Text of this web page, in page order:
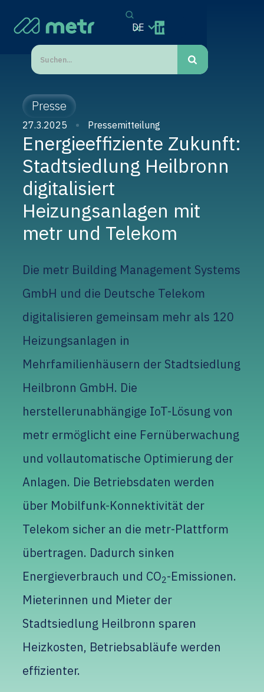
DE
Presse
27.3.2025 Pressemitteilung
Energieeffiziente Zukunft:
Stadtsiedlung Heilbronn
digitalisiert
Heizungsanlagen mit
metr und Telekom
Die metr Building Management Systems
GmbH und die Deutsche Telekom
digitalisieren gemeinsam mehr als 120
Heizungsanlagen in
Mehrfamilienhäusern der Stadtsiedlung
Heilbronn GmbH. Die
herstellerunabhängige IoT-Lösung von
metr ermöglicht eine Fernüberwachung
und vollautomatische Optimierung der
Anlagen. Die Betriebsdaten werden
über Mobilfunk-Konnektivität der
Telekom sicher an die metr-Plattform
übertragen. Dadurch sinken
Energieverbrauch und CO2-Emissionen.
Mieterinnen und Mieter der
Stadtsiedlung Heilbronn sparen
Heizkosten, Betriebsabläufe werden
effizienter.